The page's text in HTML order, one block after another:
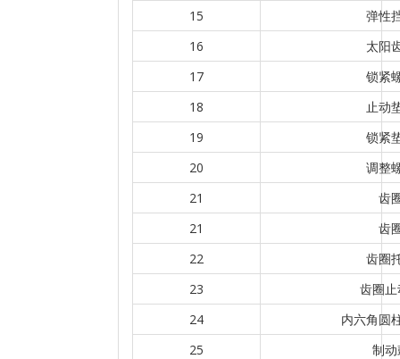
15
弹性
16
太阳
17
锁紧
18
止动
19
锁紧
20
调整
21
齿
21
齿
22
齿圈
23
齿圈
24
内六角圆
25
制